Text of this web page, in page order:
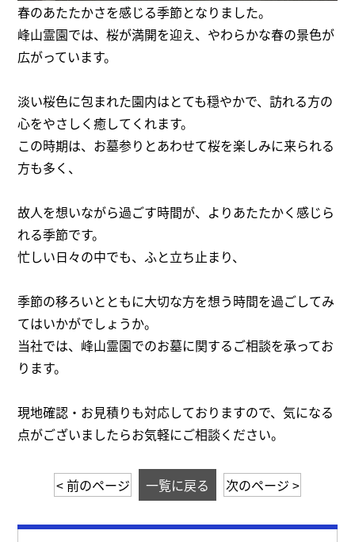
春のあたたかさを感じる季節となりました。
峰山霊園では、桜が満開を迎え、やわらかな春の景色が
広がっています。
淡い桜色に包まれた園内はとても穏やかで、訪れる方の
心をやさしく癒してくれます。
この時期は、お墓参りとあわせて桜を楽しみに来られる
方も多く、
故人を想いながら過ごす時間が、よりあたたかく感じら
れる季節です。
忙しい日々の中でも、ふと立ち止まり、
季節の移ろいとともに大切な方を想う時間を過ごしてみ
てはいかがでしょうか。
当社では、峰山霊園でのお墓に関するご相談を承ってお
ります。
現地確認・お見積りも対応しておりますので、気になる
点がございましたらお気軽にご相談ください。
< 前のページ 一覧に戻る 次のページ >